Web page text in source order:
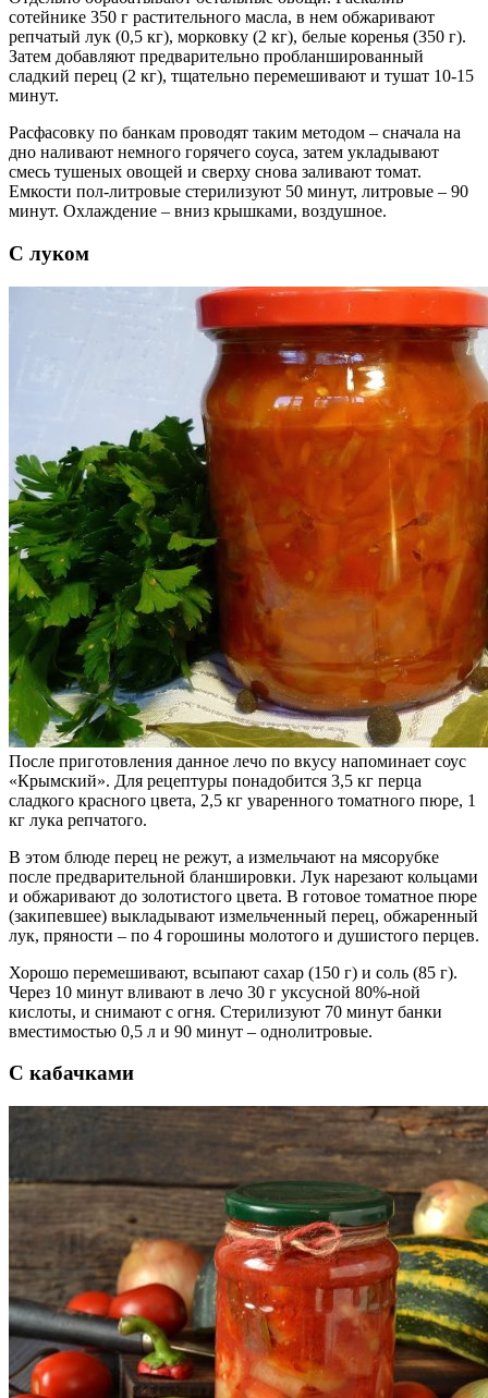
сотейнике 350 г растительного масла, в нем обжаривают
репчатый лук (0,5 кг), морковку (2 кг), белые коренья (350 г).
Затем добавляют предварительно пробланшированный
сладкий перец (2 кг), тщательно перемешивают и тушат 10-15
минут.
Расфасовку по банкам проводят таким методом – сначала на
дно наливают немного горячего соуса, затем укладывают
смесь тушеных овощей и сверху снова заливают томат.
Емкости пол-литровые стерилизуют 50 минут, литровые – 90
минут. Охлаждение – вниз крышками, воздушное.
С луком
После приготовления данное лечо по вкусу напоминает соус
«Крымский». Для рецептуры понадобится 3,5 кг перца
сладкого красного цвета, 2,5 кг уваренного томатного пюре, 1
кг лука репчатого.
В этом блюде перец не режут, а измельчают на мясорубке
после предварительной бланшировки. Лук нарезают кольцами
и обжаривают до золотистого цвета. В готовое томатное пюре
(закипевшее) выкладывают измельченный перец, обжаренный
лук, пряности – по 4 горошины молотого и душистого перцев.
Хорошо перемешивают, всыпают сахар (150 г) и соль (85 г).
Через 10 минут вливают в лечо 30 г уксусной 80%-ной
кислоты, и снимают с огня. Стерилизуют 70 минут банки
вместимостью 0,5 л и 90 минут – однолитровые.
С кабачками